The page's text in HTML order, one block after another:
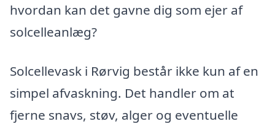
hvordan kan det gavne dig som ejer af
solcelleanlæg?
Solcellevask i Rørvig består ikke kun af en
simpel afvaskning. Det handler om at
fjerne snavs, støv, alger og eventuelle